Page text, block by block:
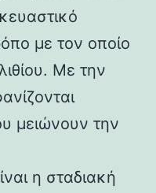
με τον οποίο
Με την
μειώνουν την
η σταδιακή